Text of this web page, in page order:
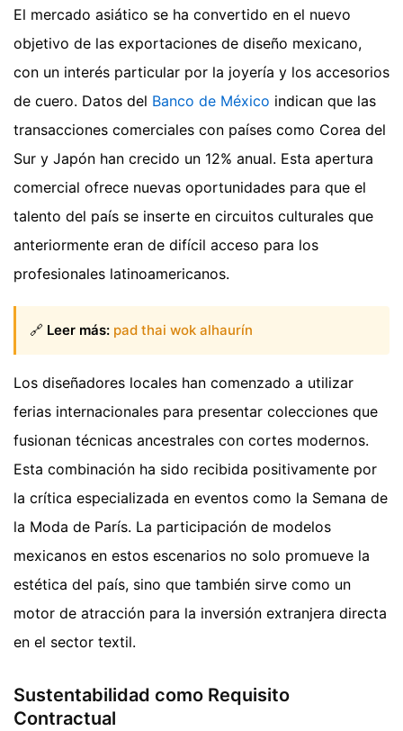
El mercado asiático se ha convertido en el nuevo
objetivo de las exportaciones de diseño mexicano,
con un interés particular por la joyería y los accesorios
de cuero. Datos del Banco de México indican que las
transacciones comerciales con países como Corea del
Sur y Japón han crecido un 12% anual. Esta apertura
comercial ofrece nuevas oportunidades para que el
talento del país se inserte en circuitos culturales que
anteriormente eran de difícil acceso para los
profesionales latinoamericanos.
🔗 Leer más: pad thai wok alhaurín
Los diseñadores locales han comenzado a utilizar
ferias internacionales para presentar colecciones que
fusionan técnicas ancestrales con cortes modernos.
Esta combinación ha sido recibida positivamente por
la crítica especializada en eventos como la Semana de
la Moda de París. La participación de modelos
mexicanos en estos escenarios no solo promueve la
estética del país, sino que también sirve como un
motor de atracción para la inversión extranjera directa
en el sector textil.
Sustentabilidad como Requisito
Contractual